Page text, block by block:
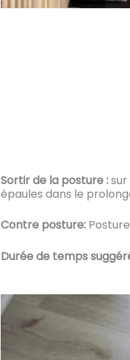
Sortir de la posture :
épaules dans le
Contre posture:
Durée de temps